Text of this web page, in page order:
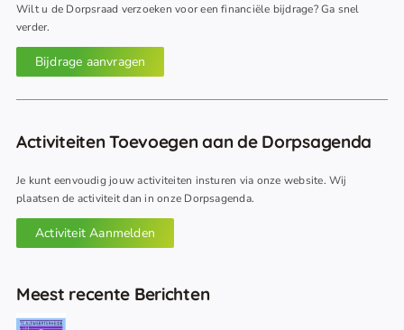
Wilt u de Dorpsraad verzoeken voor een financiële bijdrage? Ga snel
verder.
Bijdrage aanvragen
Activiteiten Toevoegen aan de Dorpsagenda
Je kunt eenvoudig jouw activiteiten insturen via onze website. Wij
plaatsen de activiteit dan in onze Dorpsagenda.
Activiteit Aanmelden
Meest recente Berichten